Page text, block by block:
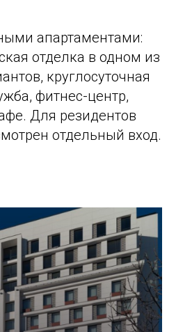
апартаментами:
отделка в одном из
круглосуточная
фитнес-центр,
Для резидентов
отдельный вход.